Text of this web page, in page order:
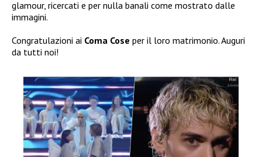
glamour, ricercati e per nulla banali come mostrato dalle
immagini.
Congratulazioni ai Coma Cose per il loro matrimonio. Auguri
da tutti noi!